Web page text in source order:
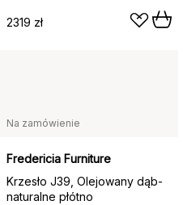
2319 zł
Na zamówienie
Fredericia Furniture
Krzesło J39, Olejowany dąb-
naturalne płótno